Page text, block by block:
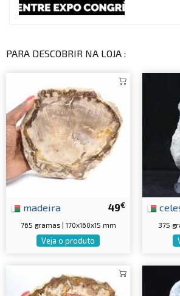
PARA DESCOBRIR NA LOJA :
49€
madeira
765 gramas | 170x160x15 mm
Veja o produto
375